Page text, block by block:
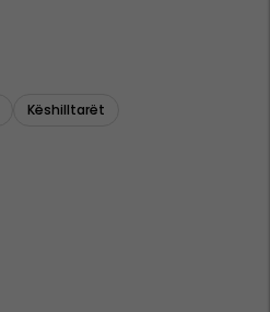
Këshilltarët